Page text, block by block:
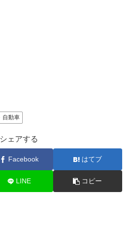
自動車
シェアする
Facebook はてブ
LINE コピー